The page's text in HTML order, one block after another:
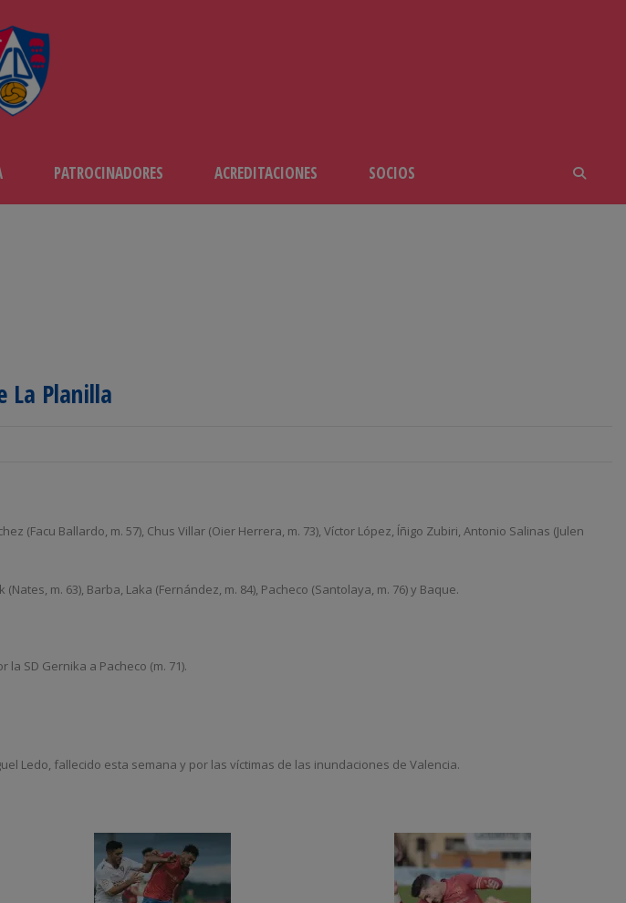
PATROCINADORES ACREDITACIONES SOCIOS
La Planilla
(Facu Ballardo, m. 57), Chus Villar (Oier Herrera, m. 73), Víctor López, Íñigo Zubiri, Antonio Salinas (Julen
m. 63), Barba, Laka (Fernández, m. 84), Pacheco (Santolaya, m. 76) y Baque.
la SD Gernika a Pacheco (m. 71).
Ledo, fallecido esta semana y por las víctimas de las inundaciones de Valencia.